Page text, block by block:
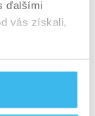
ďalšími
vás získali,
dodajú
v
–